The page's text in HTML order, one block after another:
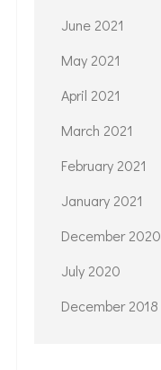
June 2021
May 2021
April 2021
March 2021
February 2021
January 2021
December 2020
July 2020
December 2018